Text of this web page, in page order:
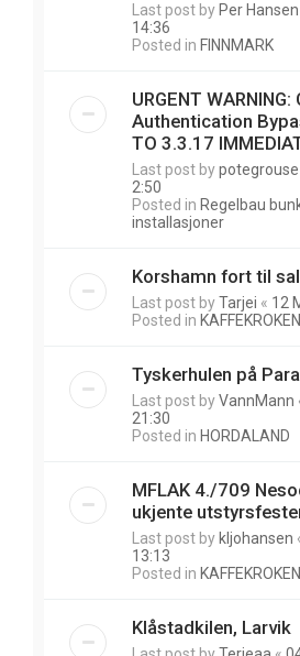
Last post by Per Hansen
14:36
Posted in FINNMARK
URGENT
Authentication
TO 3.3.17
Last post bypotegrouse
2:50
Posted in Regelbau
installasjoner
Korshamn fort til
Last post byTarjei « 12
Posted in
Tyskerhulen på
Last post byVannMann
21:30
Posted in HORDALAND
MFLAK 4./709
ukjente
Last post by kljohansen
13:13
Posted in
Klåstadkilen, Larvik